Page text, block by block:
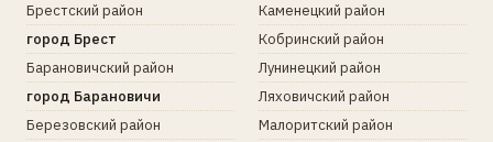
Брестский район
город Брест
Барановичский район
город Барановичи
Березовский район
Каменецкий район
Кобринский район
Лунинецкий район
Ляховичский район
Малоритский район